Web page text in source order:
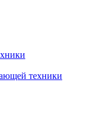
техники